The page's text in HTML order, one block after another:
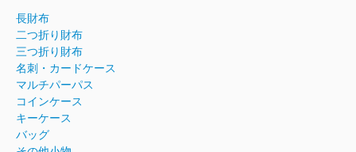
長財布
二つ折り財布
三つ折り財布
名刺・カードケース
マルチパーパス
コインケース
キーケース
バッグ